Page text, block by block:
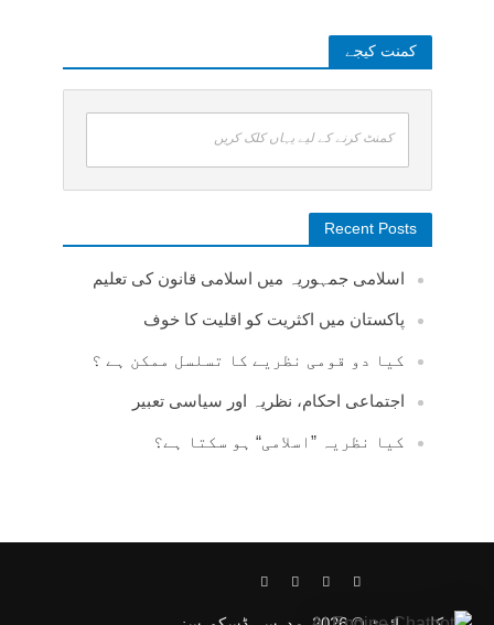
کمنت کیجے
کمنٹ کرنے کے لیے یہاں کلک کریں
Recent Posts
اسلامی جمہوریہ میں اسلامی قانون کی تعلیم
پاکستان میں اکثریت کو اقلیت کا خوف
کیا دو قومی نظریے کا تسلسل ممکن ہے ؟
اجتماعی احکام، نظریہ اور سیاسی تعبیر
کیا نظریہ ”اسلامی“ ہو سکتا ہے؟